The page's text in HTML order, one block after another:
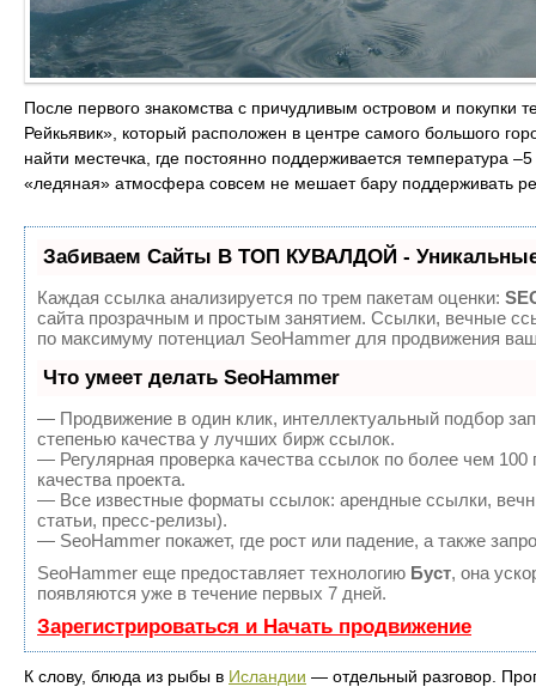
После первого знакомства с причудливым островом и
Рейкьявик», который расположен в центре самого большого
найти местечка, где постоянно поддерживается температура
«ледяная» атмосфера совсем не мешает бару поддерживать
Забиваем Сайты В ТОП КУВАЛДОЙ - Уникальные
Каждая ссылка анализируется по трем пакетам оценки:
сайта прозрачным и простым занятием. Ссылки, вечные
по максимуму потенциал SeoHammer для продвижения
Что умеет делать SeoHammer
— Продвижение в один клик, интеллектуальный подбор
степенью качества у лучших бирж ссылок.
— Регулярная проверка качества ссылок по более чем
качества проекта.
— Все известные форматы ссылок: арендные ссылки,
статьи, пресс-релизы).
— SeoHammer покажет, где рост или падение, а также
SeoHammer еще предоставляет технологию Буст, она
появляются уже в течение первых 7 дней.
Зарегистрироваться и Начать продвижение
К слову, блюда из рыбы в Исландии — отдельный разговор.